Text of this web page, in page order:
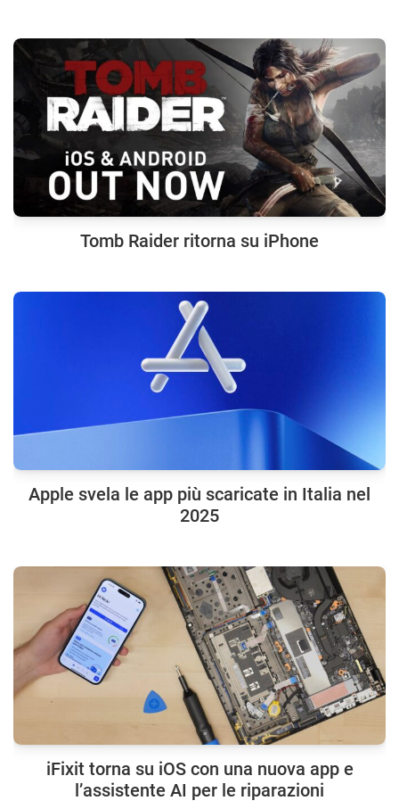
Tomb Raider ritorna su iPhone
Apple svela le app più scaricate in Italia nel
2025
iFixit torna su iOS con una nuova app e
l’assistente AI per le riparazioni